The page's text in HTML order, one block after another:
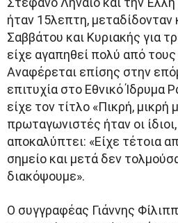
ήταν 15λεπτη, μεταδίδονταν
Σαββάτου και Κυριακής για
είχε αγαπηθεί πολύ από
Αναφέρεται επίσης στην
επιτυχία στο Εθνικό Ίδρυμα
είχε τον τίτλο «Πικρή, μικρή
πρωταγωνιστές ήταν οι
αποκαλύπτει: «Είχε τέτοια
σημείο και μετά δεν
διακόψουμε».
Ο συγγραφέας Γιάννης